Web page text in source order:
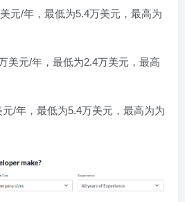
元/年，最低为5.4万美元，最高为
美元/年，最低为2.4万美元，最高
/年，最低为5.4万美元，最高为为